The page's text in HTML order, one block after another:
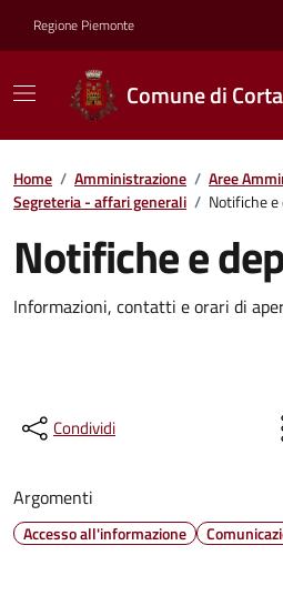
Regione Piemonte
Comune di
Home / Amministrazione / Aree
Segreteria - affari generali / Notifiche
Notifiche e
Informazioni, contatti e orari di
Condividi
Argomenti
Accesso all'informazione